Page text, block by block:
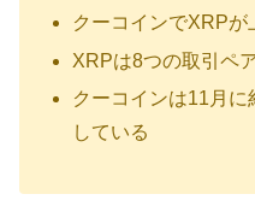
クーコインでXRPが
XRPは8つの取引ペ
クーコインは11月
している